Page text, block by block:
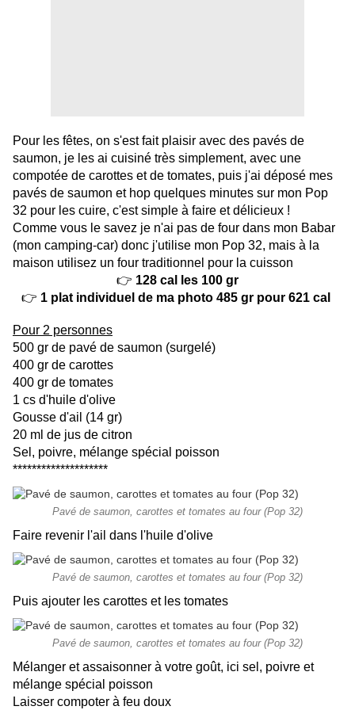
Pour les fêtes, on s'est fait plaisir avec des pavés de
saumon, je les ai cuisiné très simplement, avec une
compotée de carottes et de tomates, puis j'ai déposé mes
pavés de saumon et hop quelques minutes sur mon Pop
32 pour les cuire, c'est simple à faire et délicieux !
Comme vous le savez je n'ai pas de four dans mon Babar
(mon camping-car) donc j'utilise mon Pop 32, mais à la
maison utilisez un four traditionnel pour la cuisson
👉 128 cal les 100 gr
👉 1 plat individuel de ma photo 485 gr pour 621 cal
Pour 2 personnes
500 gr de pavé de saumon (surgelé)
400 gr de carottes
400 gr de tomates
1 cs d'huile d'olive
Gousse d'ail (14 gr)
20 ml de jus de citron
Sel, poivre, mélange spécial poisson
********************
Pavé de saumon, carottes et tomates au four (Pop 32)
Faire revenir l'ail dans l'huile d'olive
Pavé de saumon, carottes et tomates au four (Pop 32)
Puis ajouter les carottes et les tomates
Pavé de saumon, carottes et tomates au four (Pop 32)
Mélanger et assaisonner à votre goût, ici sel, poivre et
mélange spécial poisson
Laisser compoter à feu doux